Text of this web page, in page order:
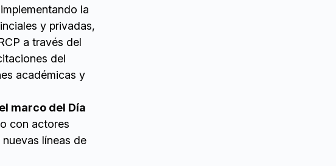
la
y privadas,
a través del
del
académicas y
marco del Día
con actores
líneas de